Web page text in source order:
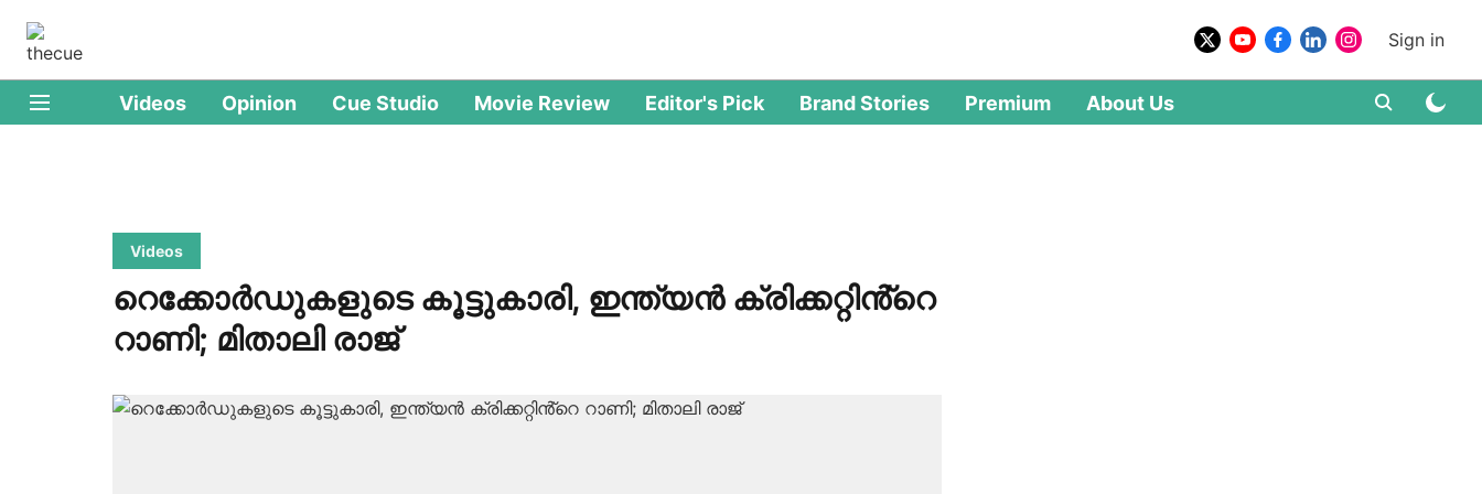
Sign in
Videos Opinion Cue Studio Movie Review Editor's Pick Brand Stories Premium About Us
Videos
റെക്കോര്‍ഡുകളുടെ കൂട്ടുകാരി, ഇന്ത്യൻ ക്രിക്കറ്റിൻ്റെ
റാണി; മിതാലി രാജ്